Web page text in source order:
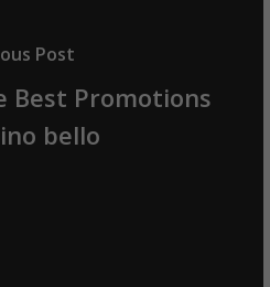
Post
Best Promotions
bello